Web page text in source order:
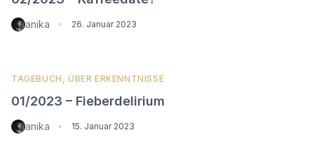
anika • 26. Januar 2023
TAGEBUCH ,ÜBER ERKENNTNISSE
01/2023 – Fieberdelirium
anika • 15. Januar 2023